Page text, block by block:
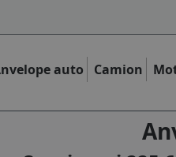
auto Camion